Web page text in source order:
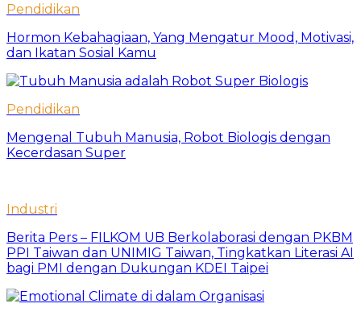
Pendidikan
Hormon Kebahagiaan, Yang Mengatur Mood, Motivasi,
dan Ikatan Sosial Kamu
Pendidikan
Mengenal Tubuh Manusia, Robot Biologis dengan
Kecerdasan Super
Industri
Berita Pers – FILKOM UB Berkolaborasi dengan PKBM
PPI Taiwan dan UNIMIG Taiwan, Tingkatkan Literasi AI
bagi PMI dengan Dukungan KDEI Taipei